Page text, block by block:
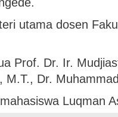
utama dosen
Prof. Dr. Ir.
M.T., Dr.
Luqman